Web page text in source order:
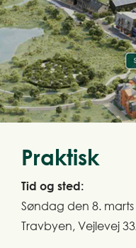
Praktisk
Tid og sted:
Søndag den 8. marts
Travbyen, Vejlevej